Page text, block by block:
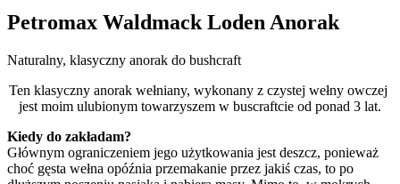
Petromax Waldmack Loden Anorak
Naturalny, klasyczny anorak do bushcraft
Ten klasyczny anorak wełniany, wykonany z czystej wełny owczej
jest moim ulubionym towarzyszem w buscraftcie od ponad 3 lat.
Kiedy do zakładam?
Głównym ograniczeniem jego użytkowania jest deszcz, ponieważ
choć gęsta wełna opóźnia przemakanie przez jakiś czas, to po